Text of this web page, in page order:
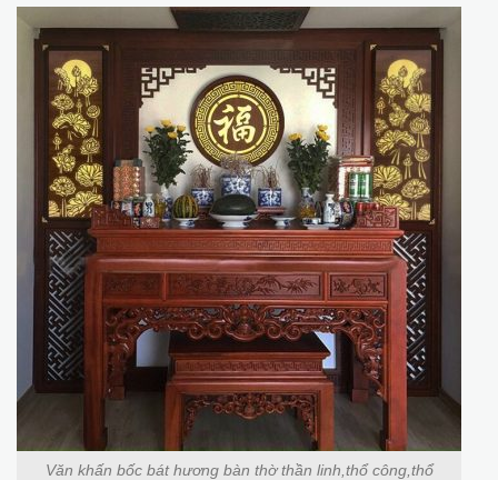
Văn khấn bốc bát hương bàn thờ thần linh,thổ công,thổ